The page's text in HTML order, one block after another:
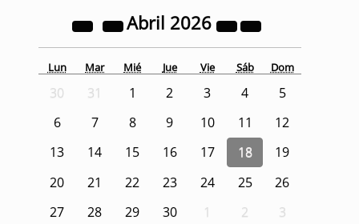
Abril 2026
Lun Mar Mié Jue Vie Sáb Dom
30 31 1 2 3 4
5
6
7 8 9 10 11
12
13
14 15 16 17 18
19
20
21 22 23 24 25
26
27
28 29 30 1 2 3